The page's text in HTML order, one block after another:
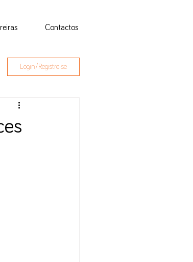
Contactos
Login/Registre-se